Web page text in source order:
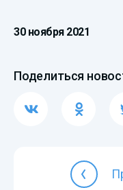
30 ноября 2021
Поделиться